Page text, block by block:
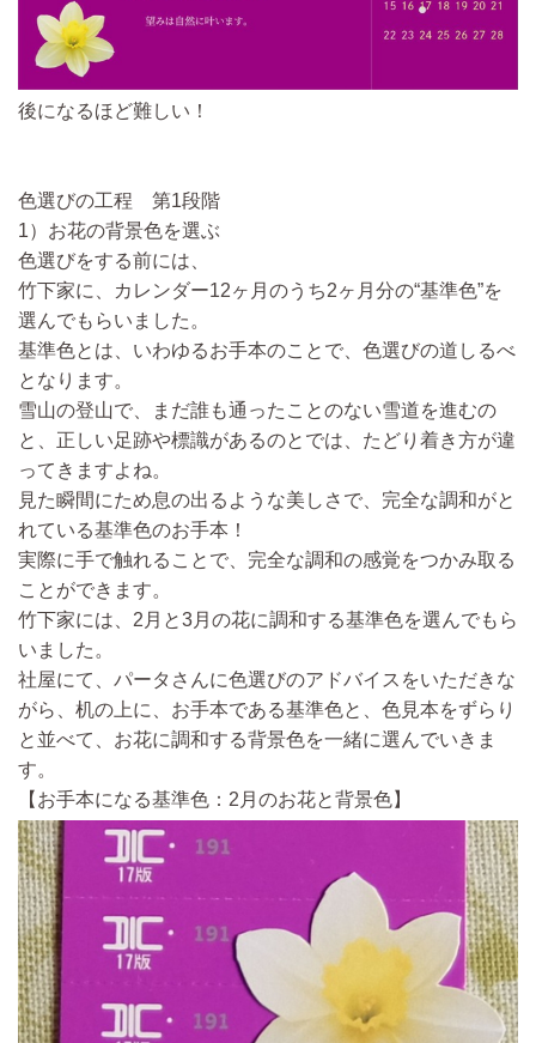
後になるほど難しい！
色選びの工程 第1段階
1）お花の背景色を選ぶ
色選びをする前には、
竹下家に、カレンダー12ヶ月のうち2ヶ月分の“基準色”を
選んでもらいました。
基準色とは、いわゆるお手本のことで、色選びの道しるべ
となります。
雪山の登山で、まだ誰も通ったことのない雪道を進むの
と、正しい足跡や標識があるのとでは、たどり着き方が違
ってきますよね。
見た瞬間にため息の出るような美しさで、完全な調和がと
れている基準色のお手本！
実際に手で触れることで、完全な調和の感覚をつかみ取る
ことができます。
竹下家には、2月と3月の花に調和する基準色を選んでもら
いました。
社屋にて、パータさんに色選びのアドバイスをいただきな
がら、机の上に、 お手本である基準色と、色見本をずらり
と並べて、お花に調和する背景色を一緒に選んでいきま
す。
【お手本になる基準色：2月のお花と背景色】